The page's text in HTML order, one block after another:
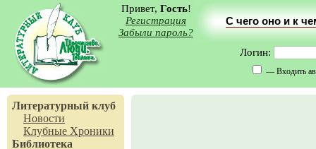
Привет, Гость!
Регистрация
Забыли пароль?
С чего оно и к
Логин:
— Входить
Литературный клуб
Новости
Клубные Хроники
Библиотека